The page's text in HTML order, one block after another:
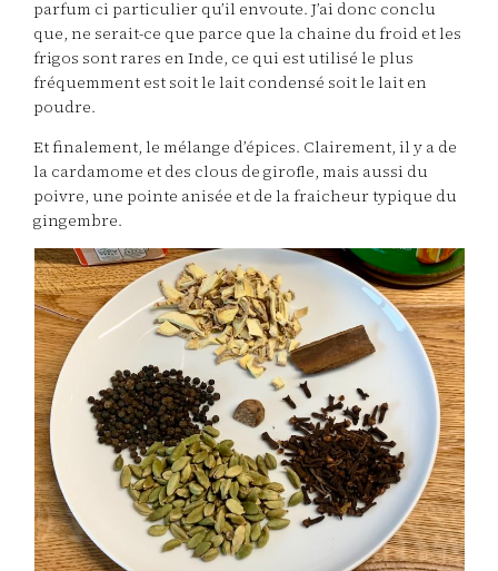
parfum ci particulier qu’il envoute. J’ai donc conclu
que, ne serait-ce que parce que la chaine du froid et les
frigos sont rares en Inde, ce qui est utilisé le plus
fréquemment est soit le lait condensé soit le lait en
poudre.
Et finalement, le mélange d’épices. Clairement, il y a de
la cardamome et des clous de girofle, mais aussi du
poivre, une pointe anisée et de la fraicheur typique du
gingembre.